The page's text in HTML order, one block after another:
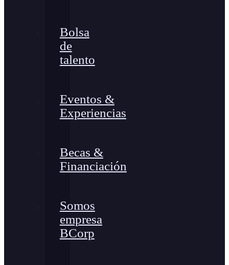
Bolsa
de
talento
Eventos &
Experiencias
Becas &
Financiación
Somos
empresa
BCorp